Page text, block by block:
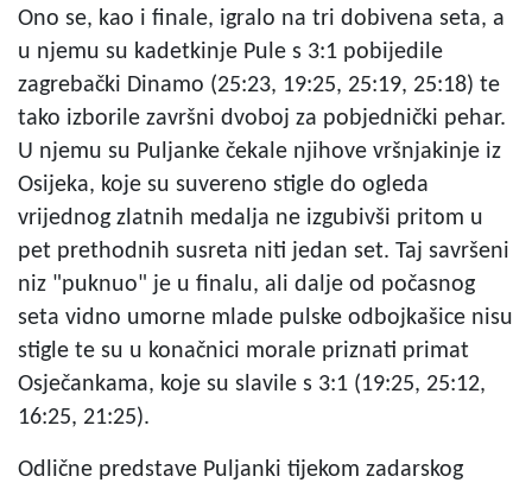
Ono se, kao i finale, igralo na tri dobivena seta, a
u njemu su kadetkinje Pule s 3:1 pobijedile
zagrebački Dinamo (25:23, 19:25, 25:19, 25:18) te
tako izborile završni dvoboj za pobjednički pehar.
U njemu su Puljanke čekale njihove vršnjakinje iz
Osijeka, koje su suvereno stigle do ogleda
vrijednog zlatnih medalja ne izgubivši pritom u
pet prethodnih susreta niti jedan set. Taj savršeni
niz "puknuo" je u finalu, ali dalje od počasnog
seta vidno umorne mlade pulske odbojkašice nisu
stigle te su u konačnici morale priznati primat
Osječankama, koje su slavile s 3:1 (19:25, 25:12,
16:25, 21:25).
Odlične predstave Puljanki tijekom zadarskog